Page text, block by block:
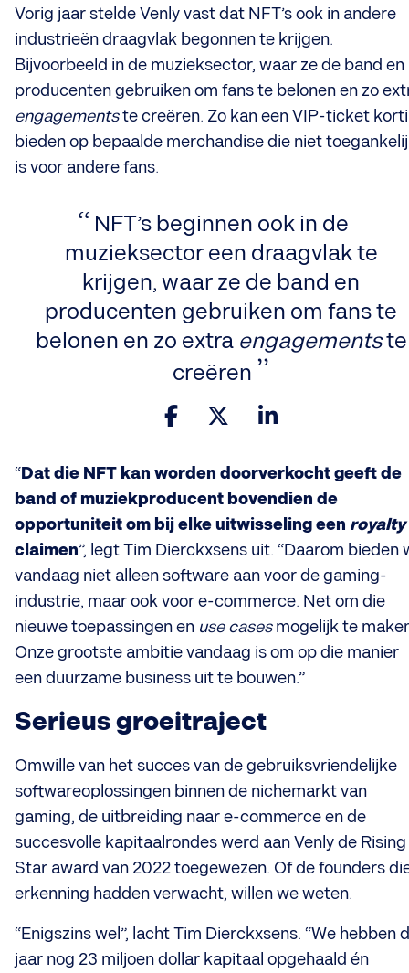
Vorig jaar stelde Venly vast dat NFT’s ook in andere
industrieën draagvlak begonnen te krijgen.
Bijvoorbeeld in de muzieksector, waar ze de band en
producenten gebruiken om fans te belonen en zo
engagementste creëren. Zo kan een VIP-ticket
bieden op bepaalde merchandise die niet
is voor andere fans.
NFT’s beginnen ook in de
muzieksector een draagvlak te
krijgen, waar ze de band en
producenten gebruiken om fans te
belonen en zo extra engagementste
creëren
“Dat die NFT kan worden doorverkocht geeft de
band of muziekproducent bovendien de
opportuniteit om bij elke uitwisseling een royalty
claimen”, legt Tim Dierckxsens uit. “Daarom bieden
vandaag niet alleen software aan voor de gaming-
industrie, maar ook voor e-commerce. Net om die
nieuwe toepassingen en use casesmogelijk te
Onze grootste ambitie vandaag is om op die manier
een duurzame business uit te bouwen.”
Serieus groeitraject
Omwille van het succes van de gebruiksvriendelijke
softwareoplossingen binnen de nichemarkt van
gaming, de uitbreiding naar e-commerce en de
succesvolle kapitaalrondes werd aan Venly de Rising
Star award van 2022 toegewezen. Of de founders
erkenning hadden verwacht, willen we weten.
“Enigszins wel”, lacht Tim Dierckxsens. “We hebben
jaar nog 23 miljoen dollar kapitaal opgehaald én